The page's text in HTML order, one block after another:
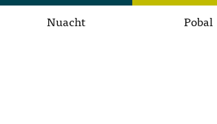
Nuacht Pobal